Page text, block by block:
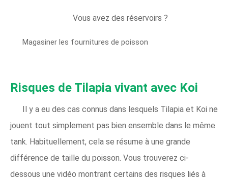
Vous avez des réservoirs ?
Magasiner les fournitures de poisson
Risques de Tilapia vivant avec Koi
Il y a eu des cas connus dans lesquels Tilapia et Koi ne
jouent tout simplement pas bien ensemble dans le même
tank. Habituellement, cela se résume à une grande
différence de taille du poisson. Vous trouverez ci-
dessous une vidéo montrant certains des risques liés à